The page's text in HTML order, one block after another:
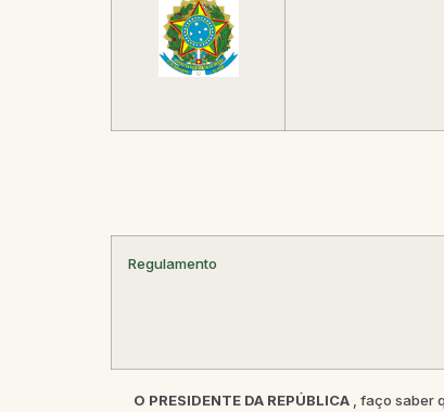
Regulamento
O PRESIDENTE DA REPÚBLICA , faço saber